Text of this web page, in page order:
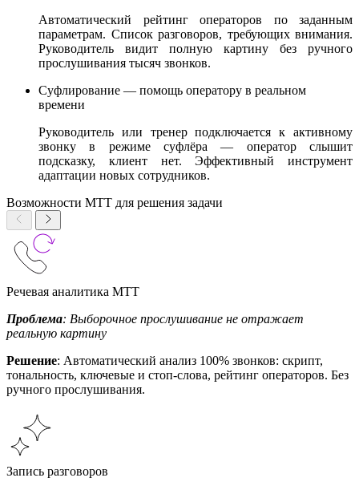
Автоматический рейтинг операторов по заданным
параметрам. Список разговоров, требующих внимания.
Руководитель видит полную картину без ручного
прослушивания тысяч звонков.
Суфлирование — помощь оператору в реальном
времени
Руководитель или тренер подключается к активному
звонку в режиме суфлёра — оператор слышит
подсказку, клиент нет. Эффективный инструмент
адаптации новых сотрудников.
Возможности МТТ для решения задачи
Речевая аналитика МТТ
Проблема: Выборочное прослушивание не отражает
реальную картину
Решение: Автоматический анализ 100% звонков: скрипт,
тональность, ключевые и стоп-слова, рейтинг операторов. Без
ручного прослушивания.
Запись разговоров